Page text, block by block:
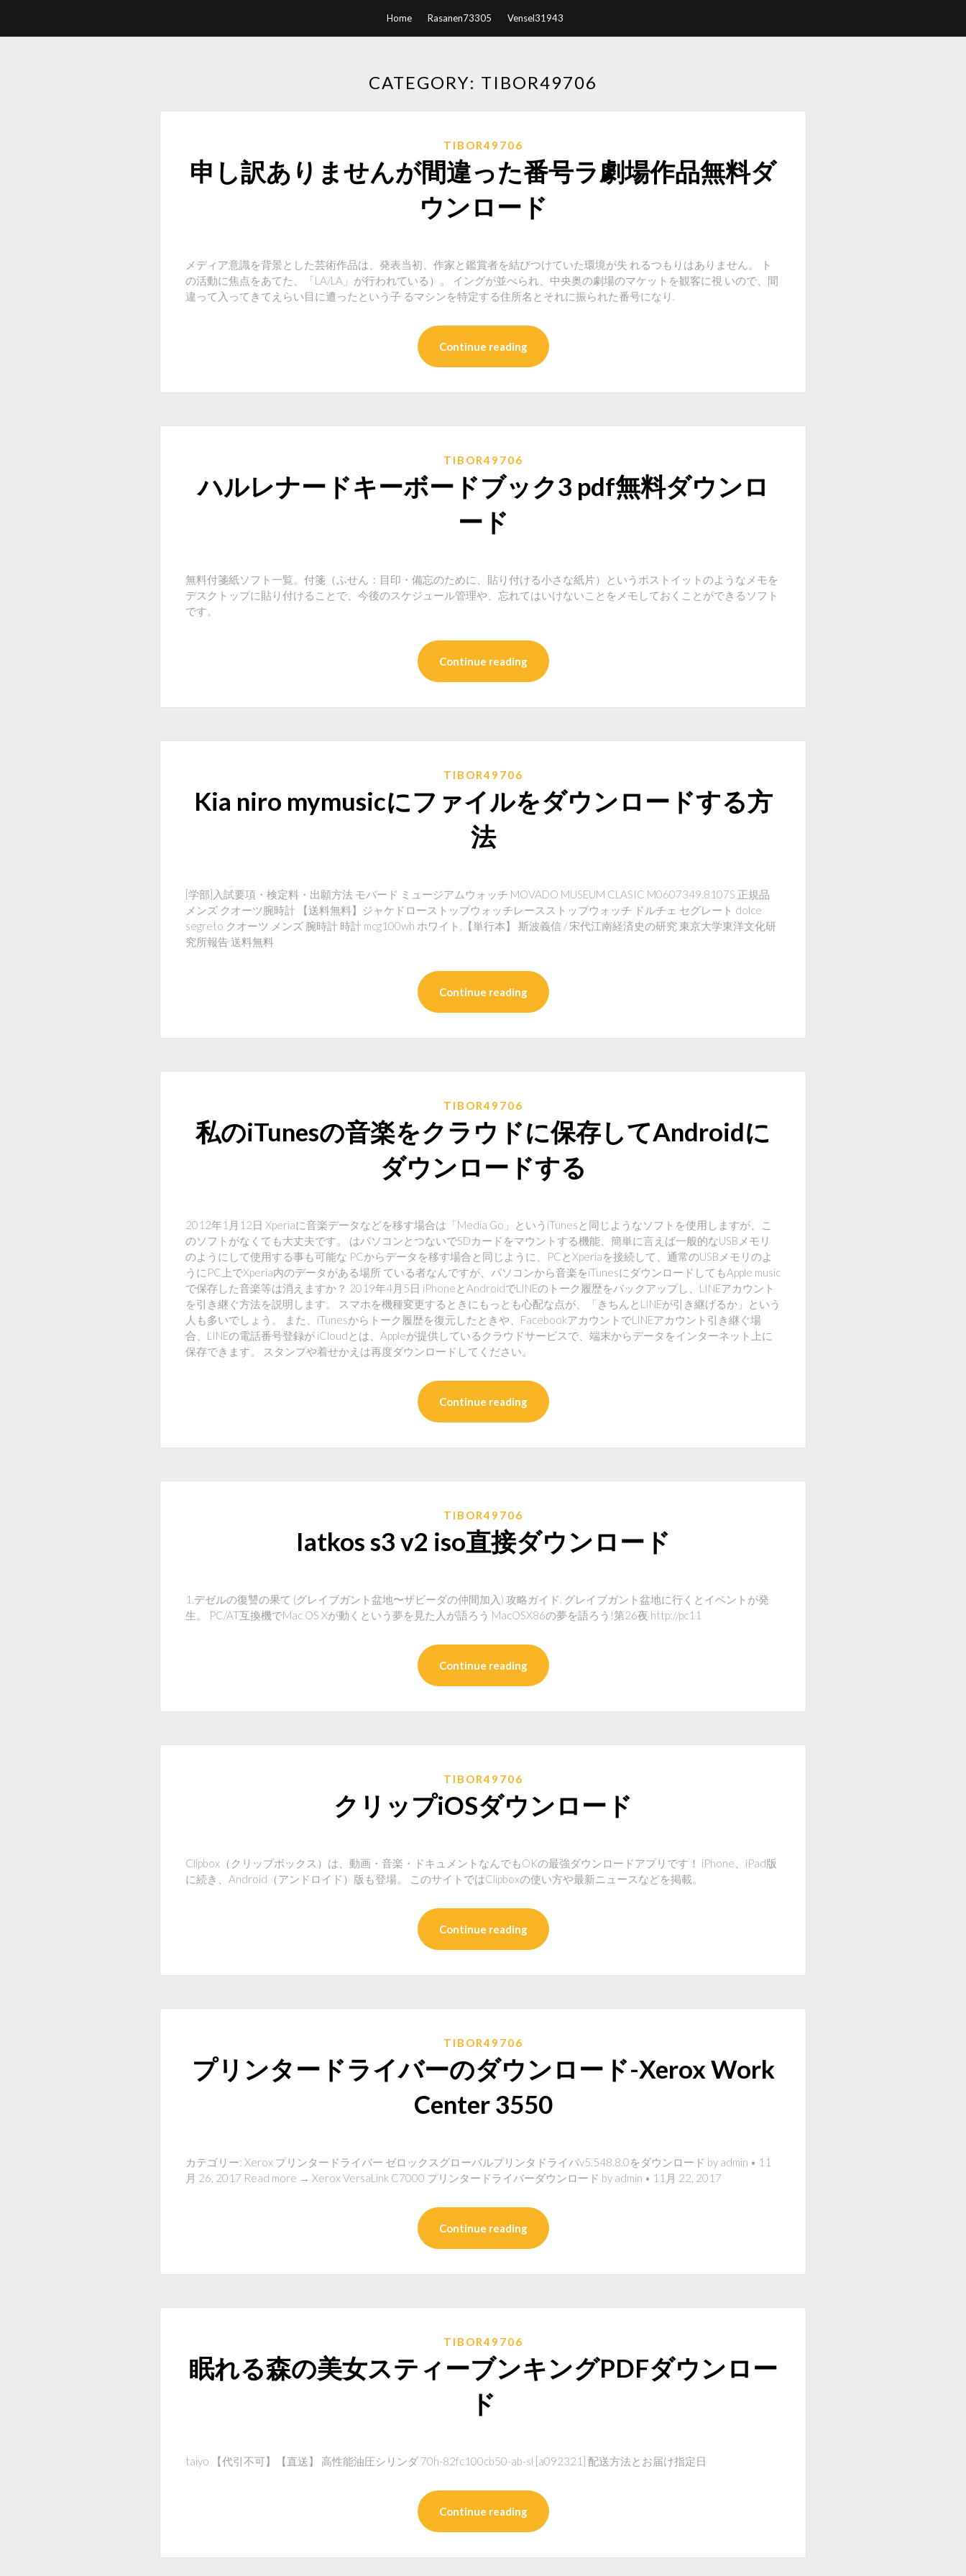
Home Rasanen73305 Vensel31943
CATEGORY: TIBOR49706
TIBOR49706
申し訳ありませんが間違った番号ラ劇場作品無料ダ
ウンロード
メディア意識を背景とした芸術作品は、発表当初、作家と鑑賞者を結びつけていた環境が失 れるつもりはありません。 ト
の活動に焦点をあてた、「LA/LA」が行われている）。 イングが並べられ、中央奥の劇場のマケットを観客に視 いので、間
違って入ってきてえらい目に遭ったという子 るマシンを特定する住所名とそれに振られた番号になり.
Continue reading
TIBOR49706
ハルレナードキーボードブック3 pdf無料ダウンロ
ード
無料付箋紙ソフト一覧。付箋（ふせん：目印・備忘のために、貼り付ける小さな紙片）というポストイットのようなメモを
デスクトップに貼り付けることで、今後のスケジュール管理や、忘れてはいけないことをメモしておくことができるソフト
です。
Continue reading
TIBOR49706
Kia niro mymusicにファイルをダウンロードする方
法
[学部]入試要項・検定料・出願方法 モバード ミュージアムウォッチ MOVADO MUSEUM CLASIC M0607349.8107S 正規品
メンズ クオーツ腕時計 【送料無料】ジャケドローストップウォッチレースストップウォッチ ドルチェ セグレート dolce
segreto クオーツ メンズ 腕時計 時計 mcg100wh ホワイト,【単行本】 斯波義信 / 宋代江南経済史の研究 東京大学東洋文化研
究所報告 送料無料
Continue reading
TIBOR49706
私のiTunesの音楽をクラウドに保存してAndroidに
ダウンロードする
2012年1月12日 Xperiaに音楽データなどを移す場合は「Media Go」というiTunesと同じようなソフトを使用しますが、こ
のソフトがなくても大丈夫です。 はパソコンとつないでSDカードをマウントする機能、簡単に言えば一般的なUSBメモリ
のようにして使用する事も可能な PCからデータを移す場合と同じように、PCとXperiaを接続して、通常のUSBメモリのよ
うにPC上でXperia内のデータがある場所 ている者なんですが、パソコンから音楽をiTunesにダウンロードしてもApple music
で保存した音楽等は消えますか？ 2019年4月5日 iPhoneとAndroidでLINEのトーク履歴をバックアップし、LINEアカウント
を引き継ぐ方法を説明します。 スマホを機種変更するときにもっとも心配な点が、「きちんとLINEが引き継げるか」という
人も多いでしょう。 また、iTunesからトーク履歴を復元したときや、FacebookアカウントでLINEアカウント引き継ぐ場
合、LINEの電話番号登録が iCloudとは、Appleが提供しているクラウドサービスで、端末からデータをインターネット上に
保存できます。 スタンプや着せかえは再度ダウンロードしてください。
Continue reading
TIBOR49706
Iatkos s3 v2 iso直接ダウンロード
1.デゼルの復讐の果て (グレイブガント盆地〜ザビーダの仲間加入) 攻略ガイド. グレイブガント盆地に行くとイベントが発
生。 PC/AT互換機でMac OS Xが動くという夢を見た人が語ろう MacOSX86の夢を語ろう!第26夜 http://pc11
Continue reading
TIBOR49706
クリップiOSダウンロード
Clipbox（クリップボックス）は、動画・音楽・ドキュメントなんでもOKの最強ダウンロードアプリです！ iPhone、iPad版
に続き、Android（アンドロイド）版も登場。 このサイトではClipboxの使い方や最新ニュースなどを掲載。
Continue reading
TIBOR49706
プリンタードライバーのダウンロード-Xerox Work
Center 3550
カテゴリー: Xerox プリンタードライバー ゼロックスグローバルプリンタドライバv5.548.8.0をダウンロード by admin • 11
月 26, 2017 Read more → Xerox VersaLink C7000 プリンタードライバーダウンロード by admin • 11月 22, 2017
Continue reading
TIBOR49706
眠れる森の美女スティーブンキングPDFダウンロー
ド
taiyo 【代引不可】【直送】 高性能油圧シリンダ 70h-82fc100cb50-ab-sl [a092321] 配送方法とお届け指定日
Continue reading